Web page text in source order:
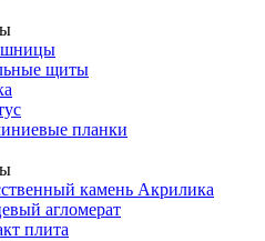
щиты
планки
камень Акрилика
агломерат
плита